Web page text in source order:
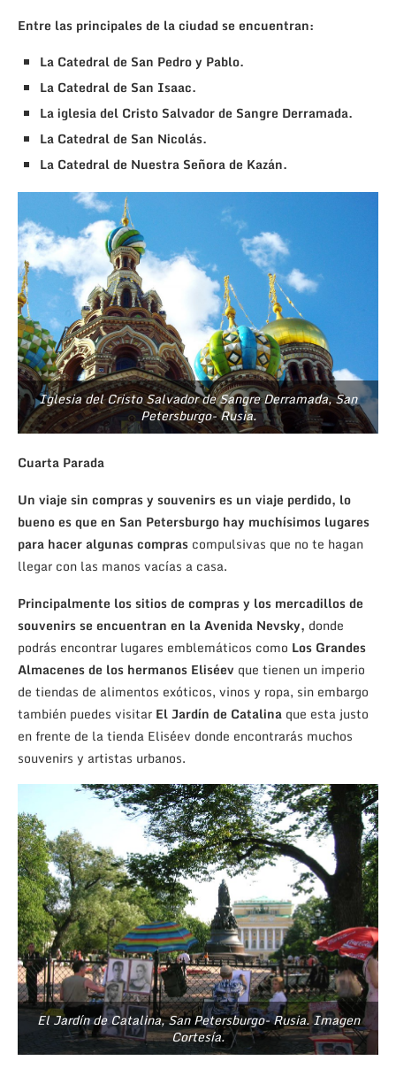
Entre las principales de la ciudad se encuentran:
La Catedral de San Pedro y Pablo.
La Catedral de San Isaac.
La iglesia del Cristo Salvador de Sangre Derramada.
La Catedral de San Nicolás.
La Catedral de Nuestra Señora de Kazán.
Iglesia del Cristo Salvador de Sangre Derramada, San
Petersburgo- Rusia.
Cuarta Parada
Un viaje sin compras y souvenirs es un viaje perdido, lo
bueno es que en San Petersburgo hay muchísimos lugares
para hacer algunas compras compulsivas que no te hagan
llegar con las manos vacías a casa.
Principalmente los sitios de compras y los mercadillos de
souvenirs se encuentran en la Avenida Nevsky, donde
podrás encontrar lugares emblemáticos como Los Grandes
Almacenes de los hermanos Eliséev que tienen un imperio
de tiendas de alimentos exóticos, vinos y ropa, sin embargo
también puedes visitar El Jardín de Catalina que esta justo
en frente de la tienda Eliséev donde encontrarás muchos
souvenirs y artistas urbanos.
El Jardín de Catalina, San Petersburgo- Rusia. Imagen
Cortesía.